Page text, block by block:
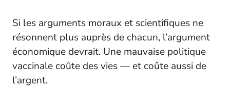
Si les arguments moraux et scientifiques ne
résonnent plus auprès de chacun, l’argument
économique devrait. Une mauvaise politique
vaccinale coûte des vies — et coûte aussi de
l’argent.